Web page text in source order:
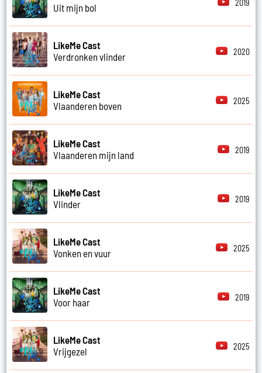
Uit mijn bol
2019
LikeMe Cast
Verdronken vlinder
2020
LikeMe Cast
Vlaanderen boven
2025
LikeMe Cast
Vlaanderen mijn land
2019
LikeMe Cast
Vlinder
2019
LikeMe Cast
Vonken en vuur
2025
LikeMe Cast
Voor haar
2019
LikeMe Cast
Vrijgezel
2025